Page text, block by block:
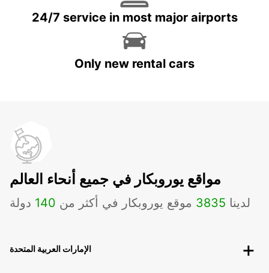
24/7 service in most major airports
Only new rental cars
مواقع يوروبكار في جميع أنحاء العالم
لدينا 3835 موقع يوروبكار في أكثر من 140 دولة
الإمارات العربية المتحدة